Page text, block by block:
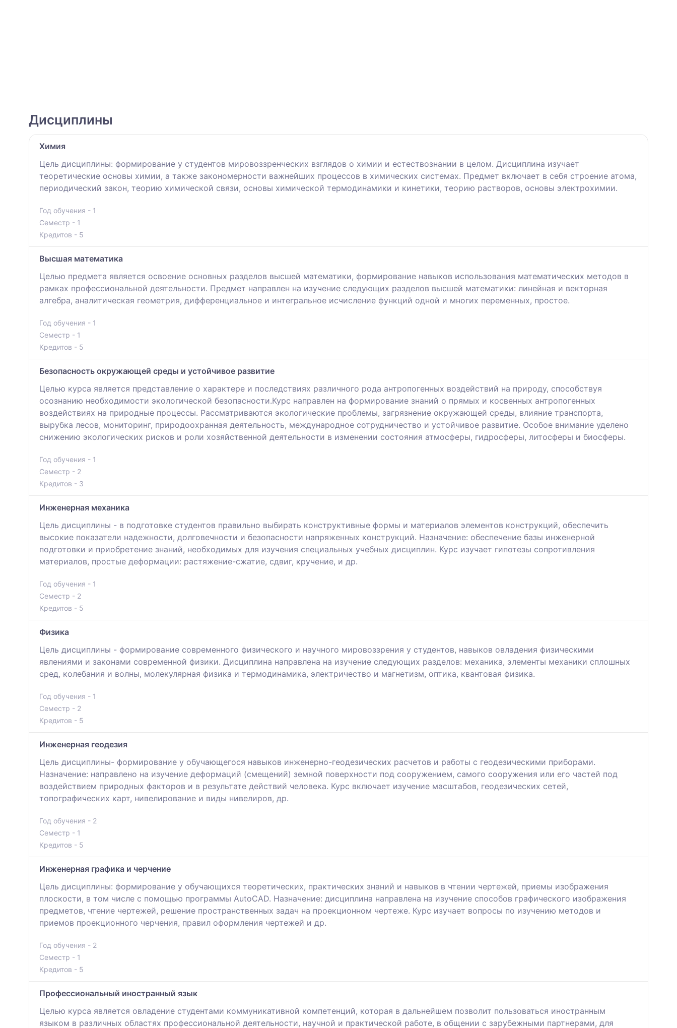
Дисциплины
Химия
Цель дисциплины: формирование у студентов мировоззренческих взглядов о химии и естествознании в целом. Дисциплина изучает
теоретические основы химии, а также закономерности важнейших процессов в химических системах. Предмет включает в себя строение атома,
периодический закон, теорию химической связи, основы химической термодинамики и кинетики, теорию растворов, основы электрохимии.
Год обучения - 1
Семестр - 1
Кредитов - 5
Высшая математика
Целью предмета является освоение основных разделов высшей математики, формирование навыков использования математических методов в
рамках профессиональной деятельности. Предмет направлен на изучение следующих разделов высшей математики: линейная и векторная
алгебра, аналитическая геометрия, дифференциальное и интегральное исчисление функций одной и многих переменных, простое.
Год обучения - 1
Семестр - 1
Кредитов - 5
Безопасность окружающей среды и устойчивое развитие
Целью курса является представление о характере и последствиях различного рода антропогенных воздействий на природу, способствуя
осознанию необходимости экологической безопасности.Курс направлен на формирование знаний о прямых и косвенных антропогенных
воздействиях на природные процессы. Рассматриваются экологические проблемы, загрязнение окружающей среды, влияние транспорта,
вырубка лесов, мониторинг, природоохранная деятельность, международное сотрудничество и устойчивое развитие. Особое внимание уделено
снижению экологических рисков и роли хозяйственной деятельности в изменении состояния атмосферы, гидросферы, литосферы и биосферы.
Год обучения - 1
Семестр - 2
Кредитов - 3
Инженерная механика
Цель дисциплины - в подготовке студентов правильно выбирать конструктивные формы и материалов элементов конструкций, обеспечить
высокие показатели надежности, долговечности и безопасности напряженных конструкций. Назначение: обеспечение базы инженерной
подготовки и приобретение знаний, необходимых для изучения специальных учебных дисциплин. Курс изучает гипотезы сопротивления
материалов, простые деформации: растяжение-сжатие, сдвиг, кручение, и др.
Год обучения - 1
Семестр - 2
Кредитов - 5
Физика
Цель дисциплины - формирование современного физического и научного мировоззрения у студентов, навыков овладения физическими
явлениями и законами современной физики. Дисциплина направлена на изучение следующих разделов: механика, элементы механики сплошных
сред, колебания и волны, молекулярная физика и термодинамика, электричество и магнетизм, оптика, квантовая физика.
Год обучения - 1
Семестр - 2
Кредитов - 5
Инженерная геодезия
Цель дисциплины- формирование у обучающегося навыков инженерно-геодезических расчетов и работы с геодезическими приборами.
Назначение: направлено на изучение деформаций (смещений) земной поверхности под сооружением, самого сооружения или его частей под
воздействием природных факторов и в результате действий человека. Курс включает изучение масштабов, геодезических сетей,
топографических карт, нивелирование и виды нивелиров, др.
Год обучения - 2
Семестр - 1
Кредитов - 5
Инженерная графика и черчение
Цель дисциплины: формирование у обучающихся теоретических, практических знаний и навыков в чтении чертежей, приемы изображения
плоскости, в том числе с помощью программы AutoCAD. Назначение: дисциплина направлена на изучение способов графического изображения
предметов, чтение чертежей, решение пространственных задач на проекционном чертеже. Курс изучает вопросы по изучению методов и
приемов проекционного черчения, правил оформления чертежей и др.
Год обучения - 2
Семестр - 1
Кредитов - 5
Профессиональный иностранный язык
Целью курса является овладение студентами коммуникативной компетенций, которая в дальнейшем позволит пользоваться иностранным
языком в различных областях профессиональной деятельности, научной и практической работе, в общении с зарубежными партнерами, для